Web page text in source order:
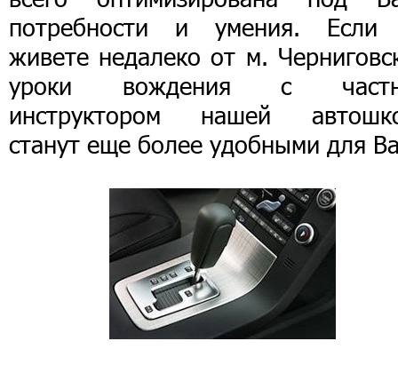
потребности и умения.
живете недалеко от м.
уроки вождения с
инструктором нашей
станут еще более удобными для